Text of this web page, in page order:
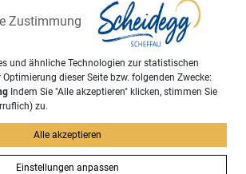
Zustimmung
und ähnliche Technologien zur statistischen
dieser Seite bzw. folgenden Zwecke:
Indem Sie "Alle akzeptieren" klicken, stimmen Sie
zu.
Alle akzeptieren
Einstellungen anpassen